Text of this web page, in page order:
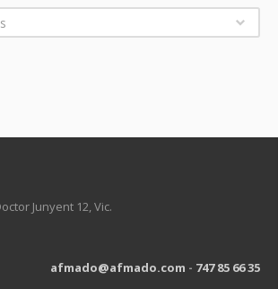
Junyent 12, Vic.
afmado@afmado.com - 747 85 66 35